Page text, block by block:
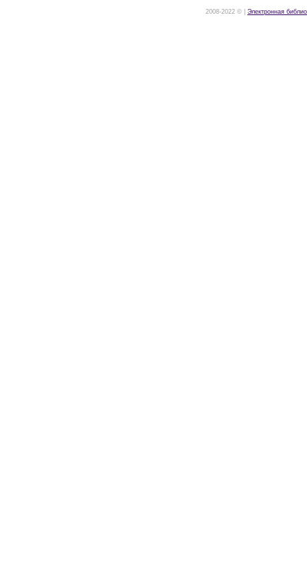
2008-2022 © | Электронная